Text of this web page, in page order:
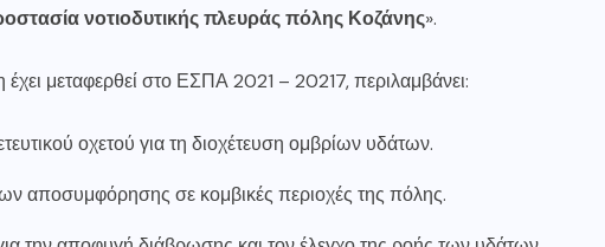
νοτιοδυτικής πλευράς πόλης Κοζάνης».
μεταφερθεί στο ΕΣΠΑ 2021 – 20217, περιλαμβάνει:
οχετού για τη διοχέτευση ομβρίων υδάτων.
αποσυμφόρησης σε κομβικές περιοχές της πόλης.